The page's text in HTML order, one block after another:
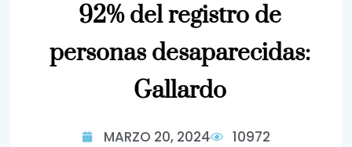
92% del registro de
personas desaparecidas:
Gallardo
MARZO 20, 2024 10972